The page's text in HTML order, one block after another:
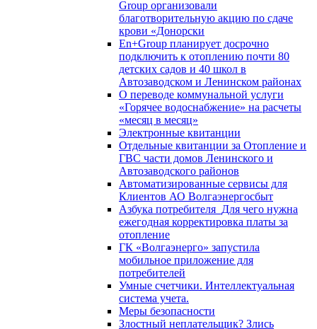
Group организовали
благотворительную акцию по сдаче
крови «Донорски
En+Group планирует досрочно
подключить к отоплению почти 80
детских садов и 40 школ в
Автозаводском и Ленинском районах
О переводе коммунальной услуги
«Горячее водоснабжение» на расчеты
«месяц в месяц»
Электронные квитанции
Отдельные квитанции за Отопление и
ГВС части домов Ленинского и
Автозаводского районов
Автоматизированные сервисы для
Клиентов АО Волгаэнергосбыт
Азбука потребителя_Для чего нужна
ежегодная корректировка платы за
отопление
ГК «Волгаэнерго» запустила
мобильное приложение для
потребителей
Умные счетчики. Интеллектуальная
система учета.
Меры безопасности
Злостный неплательщик? Злись